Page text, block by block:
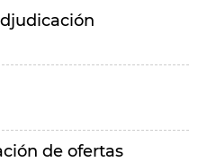
de ofertas